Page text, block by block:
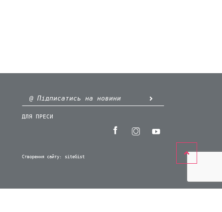
ДЛЯ ПРЕСИ
Створення сайту: siteGist